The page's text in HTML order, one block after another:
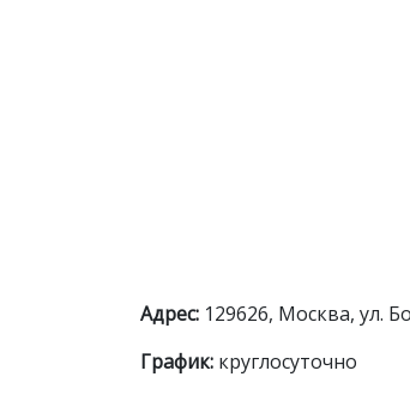
Адрес: 129626, Москва, ул.
График: круглосуточно